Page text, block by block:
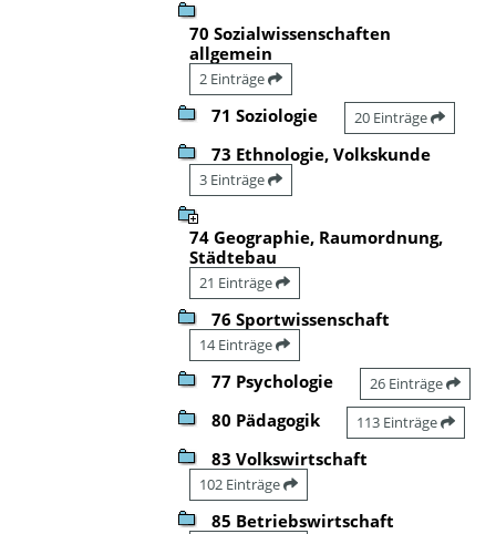
70 Sozialwissenschaften
allgemein
2 Einträge
71 Soziologie 20 Einträge
73 Ethnologie, Volkskunde
3 Einträge
74 Geographie, Raumordnung,
Städtebau
21 Einträge
76 Sportwissenschaft
14 Einträge
77 Psychologie 26 Einträge
80 Pädagogik 113 Einträge
83 Volkswirtschaft
102 Einträge
85 Betriebswirtschaft